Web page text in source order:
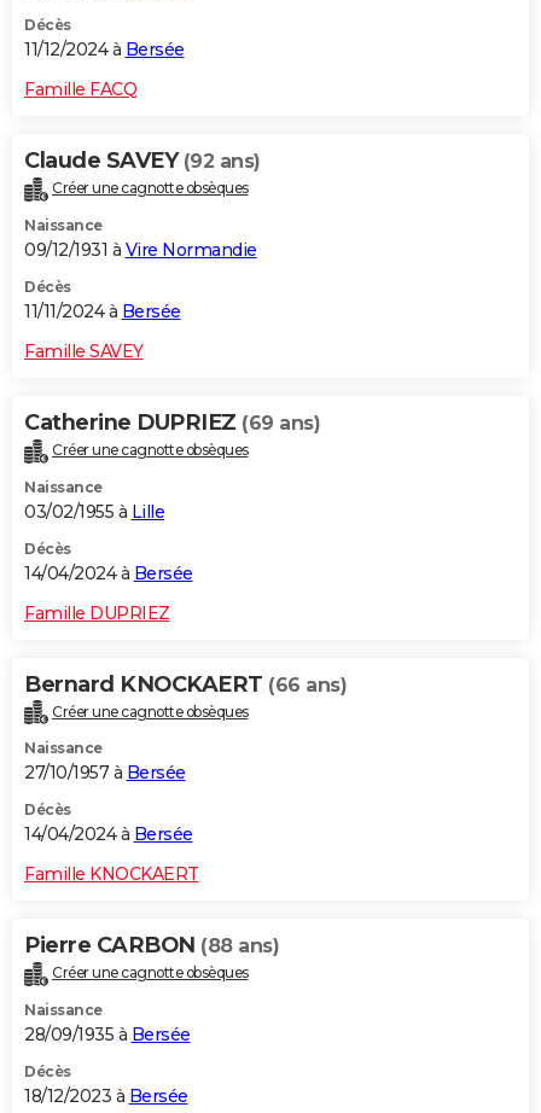
Décès
11/12/2024 à Bersée
Famille FACQ
Claude SAVEY (92 ans)
Créer une cagnotte obsèques
Naissance
09/12/1931 à Vire Normandie
Décès
11/11/2024 à Bersée
Famille SAVEY
Catherine DUPRIEZ (69 ans)
Créer une cagnotte obsèques
Naissance
03/02/1955 à Lille
Décès
14/04/2024 à Bersée
Famille DUPRIEZ
Bernard KNOCKAERT (66 ans)
Créer une cagnotte obsèques
Naissance
27/10/1957 à Bersée
Décès
14/04/2024 à Bersée
Famille KNOCKAERT
Pierre CARBON (88 ans)
Créer une cagnotte obsèques
Naissance
28/09/1935 à Bersée
Décès
18/12/2023 à Bersée